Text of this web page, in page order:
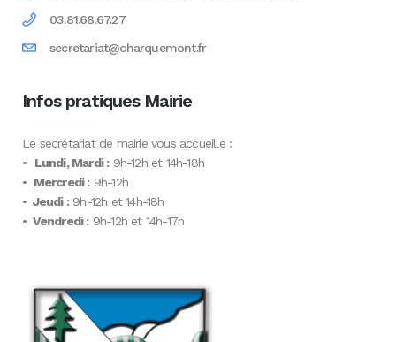
03.81.68.67.27
secretariat@charquemont.fr
Infos pratiques Mairie
Le secrétariat de mairie vous accueille :
• Lundi, Mardi :9h-12h et 14h-18h
• Mercredi :9h-12h
• Jeudi :9h-12h et 14h-18h
• Vendredi :9h-12h et 14h-17h